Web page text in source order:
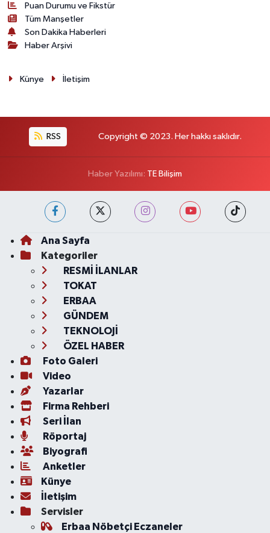
Puan Durumu ve Fikstür
Tüm Manşetler
Son Dakika Haberleri
Haber Arşivi
Künye İletişim
RSS Copyright © 2023. Her hakkı saklıdır.
Haber Yazılımı: TE Bilişim
Ana Sayfa
Kategoriler
RESMİ İLANLAR
TOKAT
ERBAA
GÜNDEM
TEKNOLOJİ
ÖZEL HABER
Foto Galeri
Video
Yazarlar
Firma Rehberi
Seri İlan
Röportaj
Biyografi
Anketler
Künye
İletişim
Servisler
Erbaa Nöbetçi Eczaneler